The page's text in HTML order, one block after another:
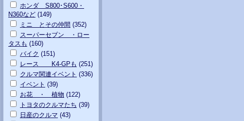
ホンダ S800･S600・
N360など (149)
ミニ とその仲間 (352)
スーパーセブン ・ロー
タスも (160)
バイク (151)
レース K4-GPも (251)
クルマ関連イベント (336)
イベント (39)
お花 ・ 植物 (122)
トヨタのクルマたち (39)
日産のクルマ (43)